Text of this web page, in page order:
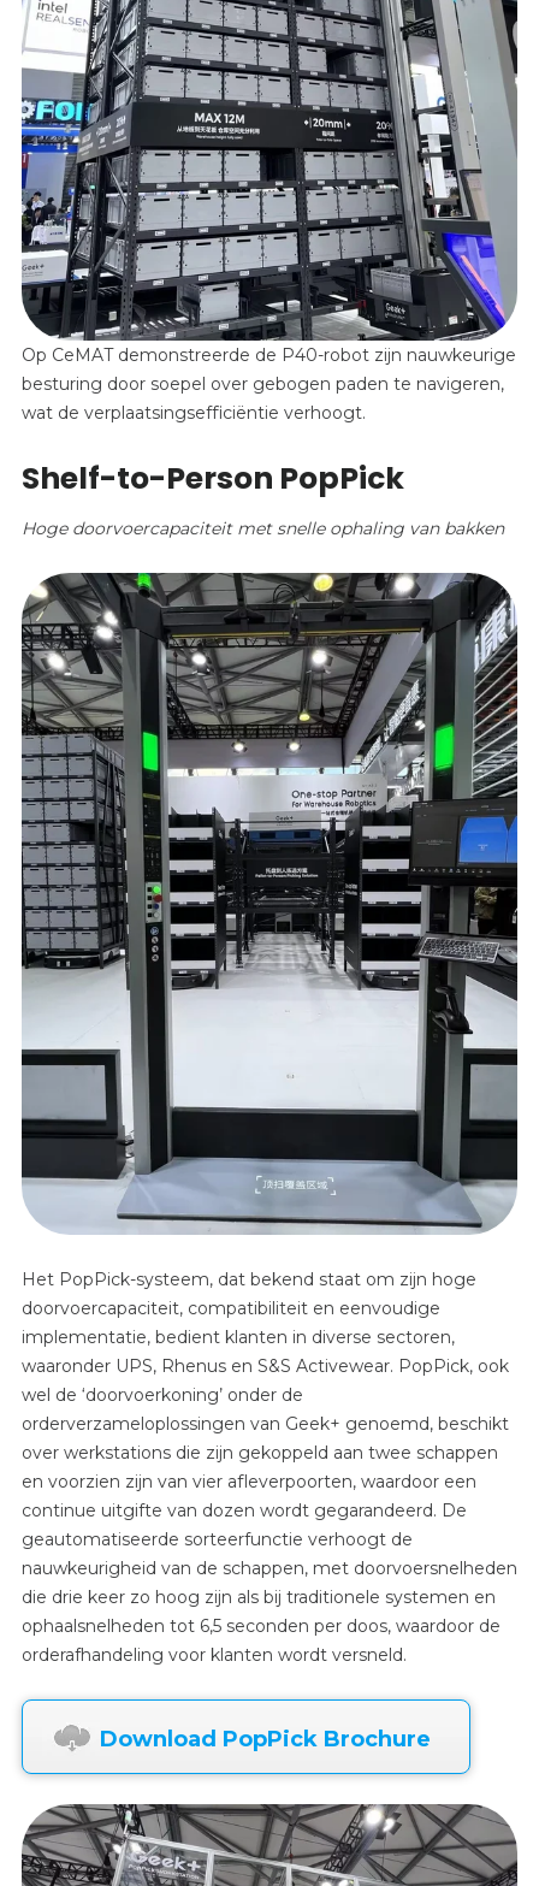
Op CeMAT demonstreerde de P40-robot zijn nauwkeurige
besturing door soepel over gebogen paden te navigeren,
wat de verplaatsingsefficiëntie verhoogt.
Shelf-to-Person PopPick
Hoge doorvoercapaciteit met snelle ophaling van bakken
Het PopPick-systeem, dat bekend staat om zijn hoge
doorvoercapaciteit, compatibiliteit en eenvoudige
implementatie, bedient klanten in diverse sectoren,
waaronder UPS, Rhenus en S&S Activewear. PopPick, ook
wel de ‘doorvoerkoning’ onder de
orderverzameloplossingen van Geek+ genoemd, beschikt
over werkstations die zijn gekoppeld aan twee schappen
en voorzien zijn van vier afleverpoorten, waardoor een
continue uitgifte van dozen wordt gegarandeerd. De
geautomatiseerde sorteerfunctie verhoogt de
nauwkeurigheid van de schappen, met doorvoersnelheden
die drie keer zo hoog zijn als bij traditionele systemen en
ophaalsnelheden tot 6,5 seconden per doos, waardoor de
orderafhandeling voor klanten wordt versneld.
Download PopPick Brochure